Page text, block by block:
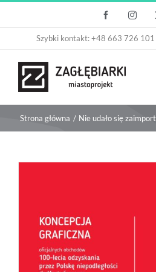
zawartości
Facebook
Szybki kontakt: +48 663 726 101
Strona główna Nie udało się